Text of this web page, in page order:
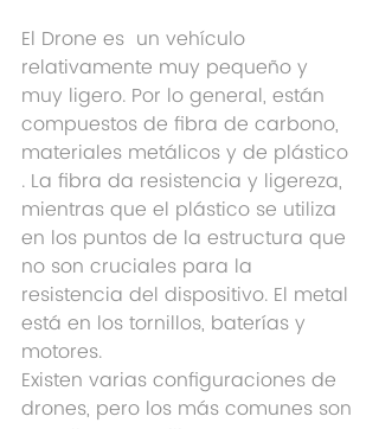
El Drone es  un vehículo
relativamente muy pequeño y
muy ligero. Por lo general, están
compuestos de fibra de carbono,
materiales metálicos y de plástico
. La fibra da resistencia y ligereza,
mientras que el plástico se utiliza
en los puntos de la estructura que
no son cruciales para la
resistencia del dispositivo. El metal
está en los tornillos, baterías y
motores.
Existen varias configuraciones de
drones, pero los más comunes son